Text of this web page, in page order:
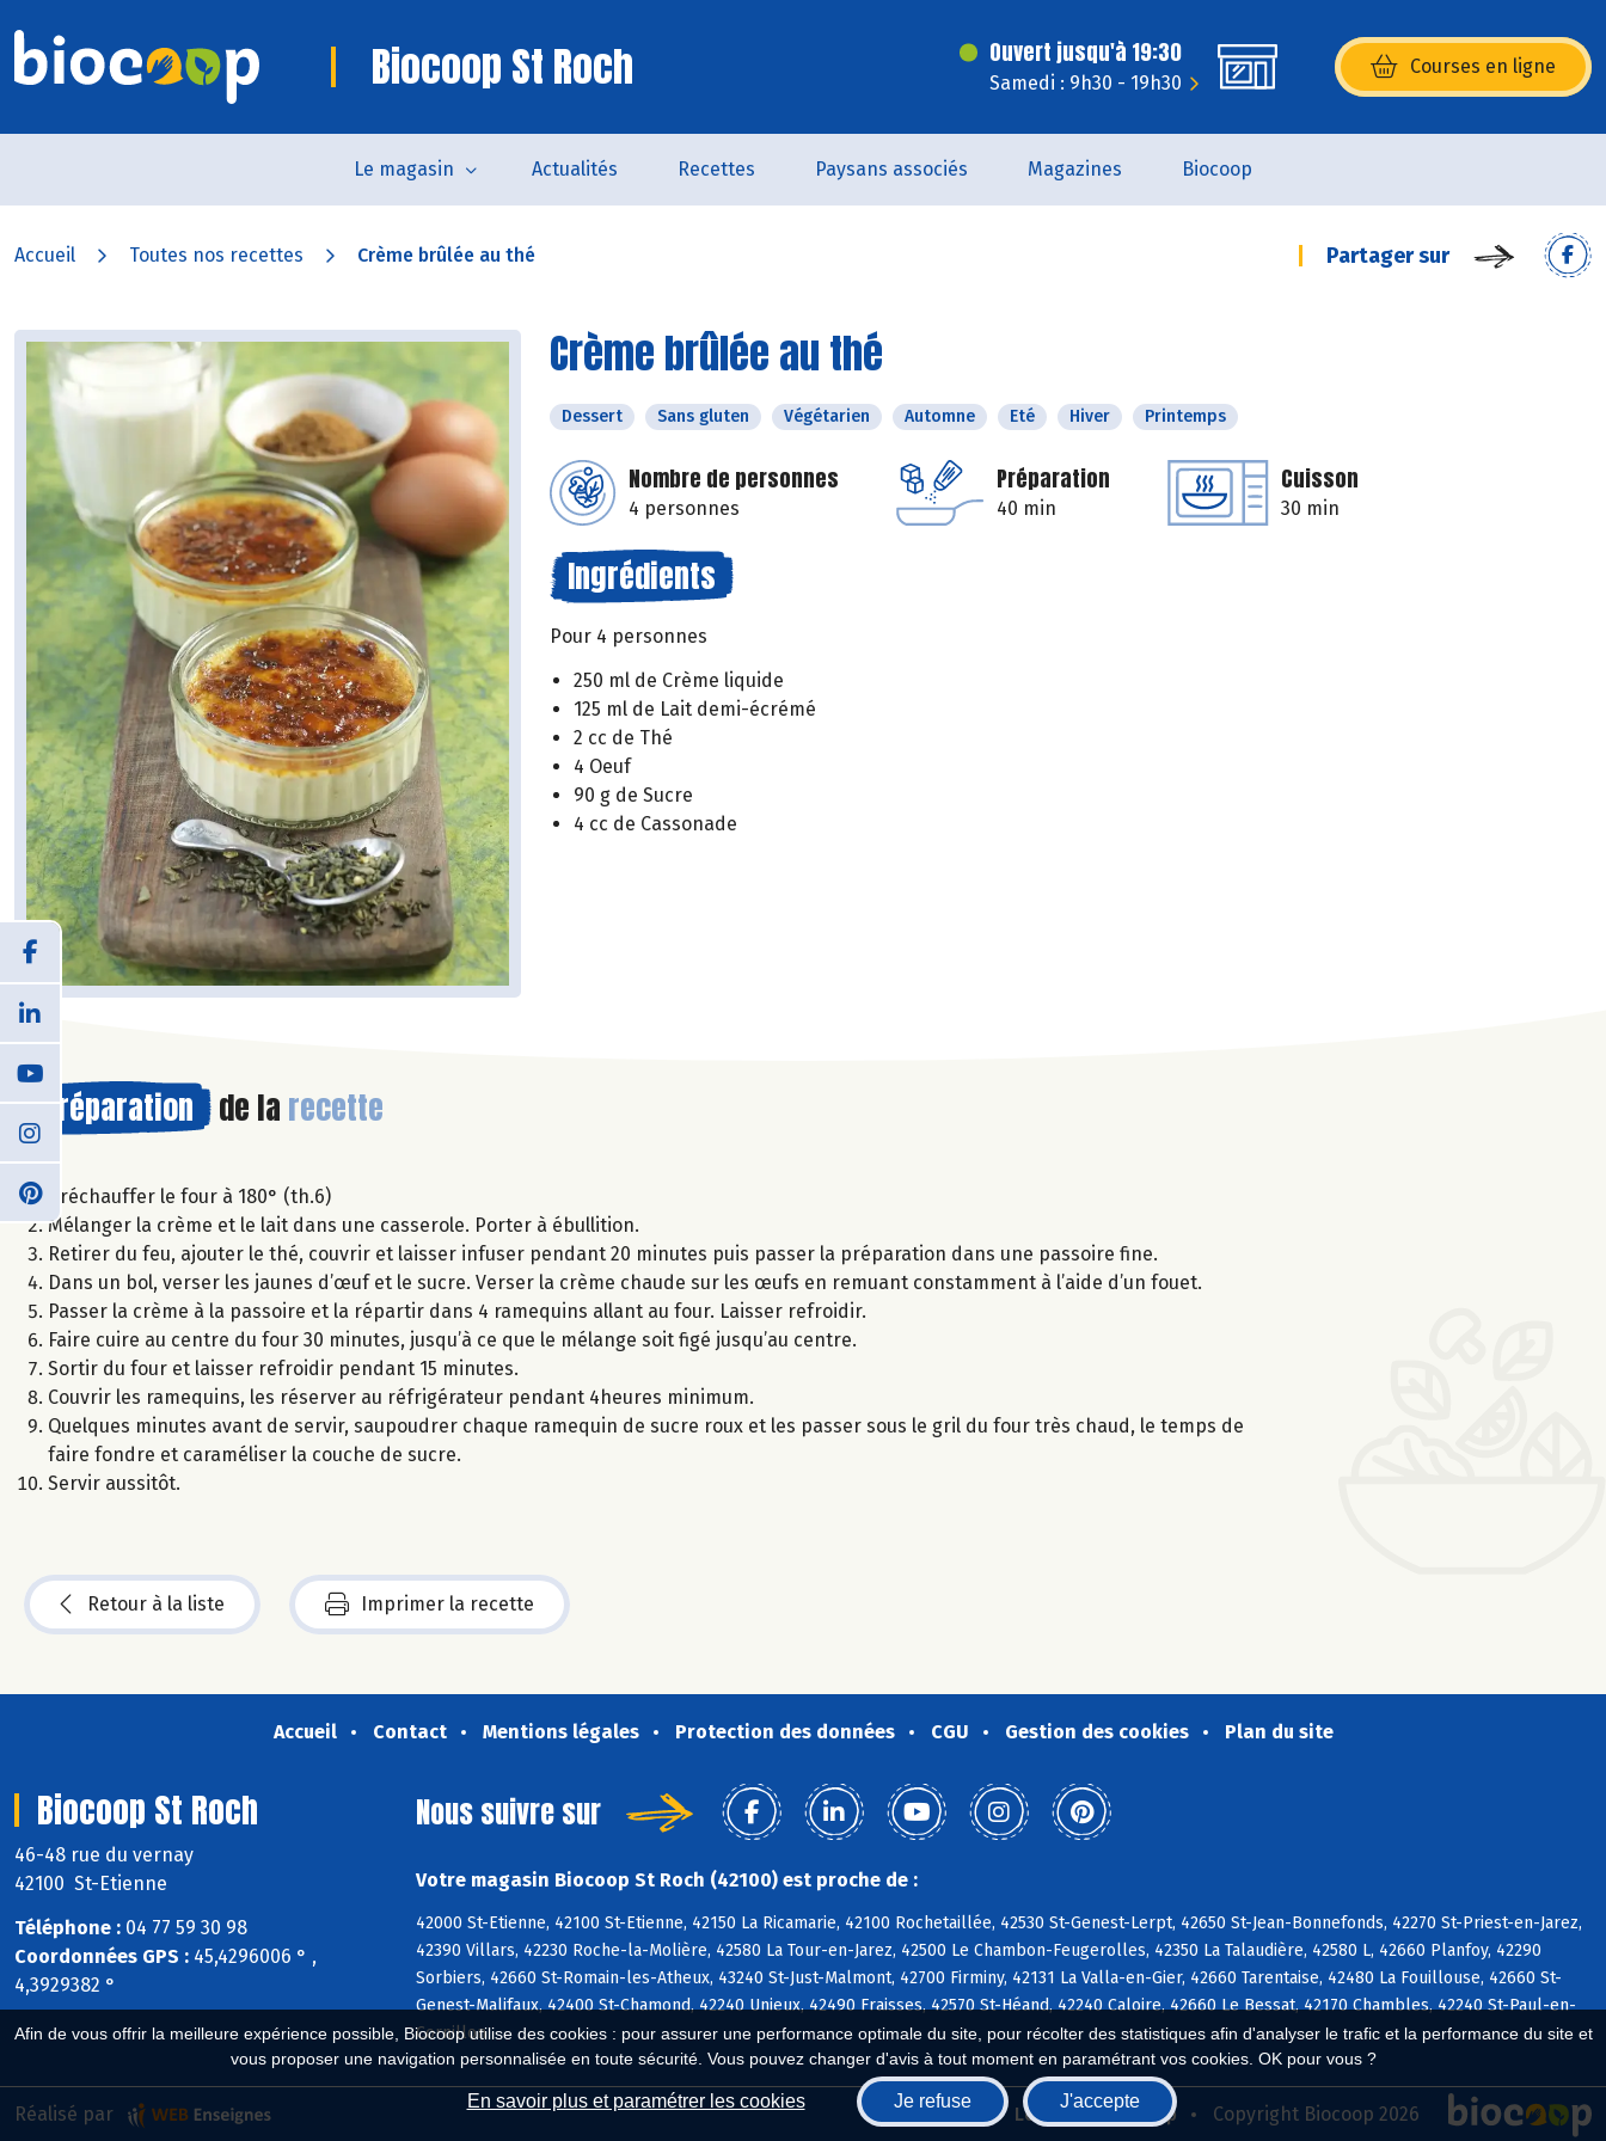
Afin de vous offrir la meilleure expérience possible, Biocoop utilise des cookies : pour assurer une performance optimale du site, pour récolter des statistiques afin d'analyser le trafic et la performance du site et
vous proposer une navigation personnalisée en toute sécurité. Vous pouvez changer d'avis à tout moment en paramétrant vos cookies. OK pour vous ?
En savoir plus et paramétrer les cookies Je refuse J'accepte
Biocoop St Roch Ouvert jusqu'à 19:30
Samedi : 9h30 - 19h30
Courses en ligne
(s’ouvre dans une nouvelle
Le magasin Actualités Recettes Paysans associés Magazines Biocoop
Accueil Toutes nos recettes Crème brûlée au thé Partager sur
Crème brûlée au thé
Dessert Sans gluten Végétarien Automne Eté Hiver Printemps
Nombre de personnes
4 personnes
Préparation
40 min
Cuisson
30 min
Ingrédients
Pour 4 personnes
250 ml de Crème liquide
125 ml de Lait demi-écrémé
2 cc de Thé
4 Oeuf
90 g de Sucre
4 cc de Cassonade
Préparation de la recette
Préchauffer le four à 180° (th.6)
Mélanger la crème et le lait dans une casserole. Porter à ébullition.
Retirer du feu, ajouter le thé, couvrir et laisser infuser pendant 20 minutes puis passer la préparation dans une passoire fine.
Dans un bol, verser les jaunes d’œuf et le sucre. Verser la crème chaude sur les œufs en remuant constamment à l’aide d’un fouet.
Passer la crème à la passoire et la répartir dans 4 ramequins allant au four. Laisser refroidir.
Faire cuire au centre du four 30 minutes, jusqu’à ce que le mélange soit figé jusqu’au centre.
Sortir du four et laisser refroidir pendant 15 minutes.
Couvrir les ramequins, les réserver au réfrigérateur pendant 4heures minimum.
Quelques minutes avant de servir, saupoudrer chaque ramequin de sucre roux et les passer sous le gril du four très chaud, le temps de
faire fondre et caraméliser la couche de sucre.
Servir aussitôt.
Retour à la liste Imprimer la recette
Accueil Contact Mentions légales Protection des données CGU Gestion des cookies Plan du site
Biocoop St Roch
46-48 rue du vernay
42100 St-Etienne
Téléphone : 04 77 59 30 98
Coordonnées GPS : 45,4296006 ° ,
4,3929382 °
Nous suivre sur
Votre magasin Biocoop St Roch (42100) est proche de :
42000 St-Etienne, 42100 St-Etienne, 42150 La Ricamarie, 42100 Rochetaillée, 42530 St-Genest-Lerpt, 42650 St-Jean-Bonnefonds, 42270 St-Priest-en-Jarez,
42390 Villars, 42230 Roche-la-Molière, 42580 La Tour-en-Jarez, 42500 Le Chambon-Feugerolles, 42350 La Talaudière, 42580 L, 42660 Planfoy, 42290
Sorbiers, 42660 St-Romain-les-Atheux, 43240 St-Just-Malmont, 42700 Firminy, 42131 La Valla-en-Gier, 42660 Tarentaise, 42480 La Fouillouse, 42660 St-
Genest-Malifaux, 42400 St-Chamond, 42240 Unieux, 42490 Fraisses, 42570 St-Héand, 42240 Caloire, 42660 Le Bessat, 42170 Chambles, 42240 St-Paul-en-
Cornillon
Biocoop.fr Le réseau Biocoop Copyright Biocoop 2026
Réalisé par